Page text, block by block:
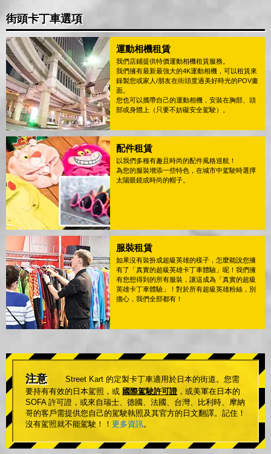
街頭卡丁車選項
運動相機租賃
我們店鋪提供特價運動相機租賃服務。
我們擁有最新最強大的4K運動相機，可以租賃來
錄製您或家人/朋友在街頭度過美好時光的POV畫
面。
您也可以攜帶自己的運動相機，安裝在胸部、頭
部或身體上（只要不妨礙安全駕駛）。
配件租賃
以我們多種有趣且時尚的配件風格巡航！
為您的服裝增添一些特色，在城市中駕駛時選擇
太陽眼鏡或時尚的帽子。
服裝租賃
如果沒有裝扮成超級英雄的樣子，怎麼能說您擁
有了「真實的超級英雄卡丁車體驗」呢！我們擁
有您想得到的所有服裝，讓這成為「真實的超級
英雄卡丁車體驗」！對於所有超級英雄粉絲，別
擔心，我們全部都有！
注意
Street Kart 的定製卡丁車適用於日本的街道。您需
要持有有效的日本駕照，或 國際駕駛許可證 ，或美軍在日本的
SOFA 許可證，或來自瑞士、德國、法國、台灣、比利時、摩納
哥的客戶需提供您自己的駕駛執照及其官方的日文翻譯。記住！
沒有駕照就不能駕駛！！ 更多資訊。